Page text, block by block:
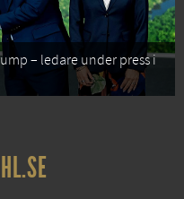
– ledare under press i